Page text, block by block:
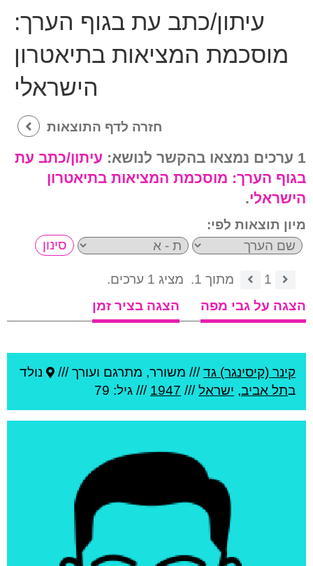
עיתון/כתב עת בגוף הערך:
מוסכמת המציאות בתיאטרון
הישראלי
חזרה לדף התוצאות
1 ערכים נמצאו בהקשר לנושא:
עיתון/כתב עת
בגוף הערך: מוסכמת המציאות בתיאטרון
הישראלי.
מיון תוצאות לפי:
1 מתוך 1.
מציג 1 ערכים.
הצגה על גבי מפה
הצגה בציר זמן
קינר (קיסינגר) גד/// משורר, מתרגם ועורך ///
נולד
בתל אביב, ישראל///
1947 /// גיל: 79